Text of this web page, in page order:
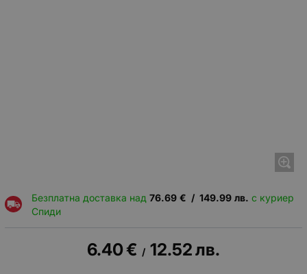
Безплатна доставка над 76.69 € / 149.99 лв. с куриер
Спиди
6.40€ / 12.52лв.